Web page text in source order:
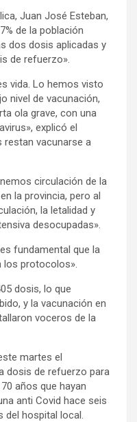
Juan José Esteban,
de la población
dos dosis aplicadas y
de refuerzo».
vida. Lo hemos visto
nivel de vacunación,
ola grave, con una
explicó el
restan vacunarse a
circulación de la
la provincia, pero al
la letalidad y
desocupadas».
fundamental que la
los protocolos».
dosis, lo que
y la vacunación en
voceros de la
martes el
dosis de refuerzo para
años que hayan
anti Covid hace seis
del hospital local.